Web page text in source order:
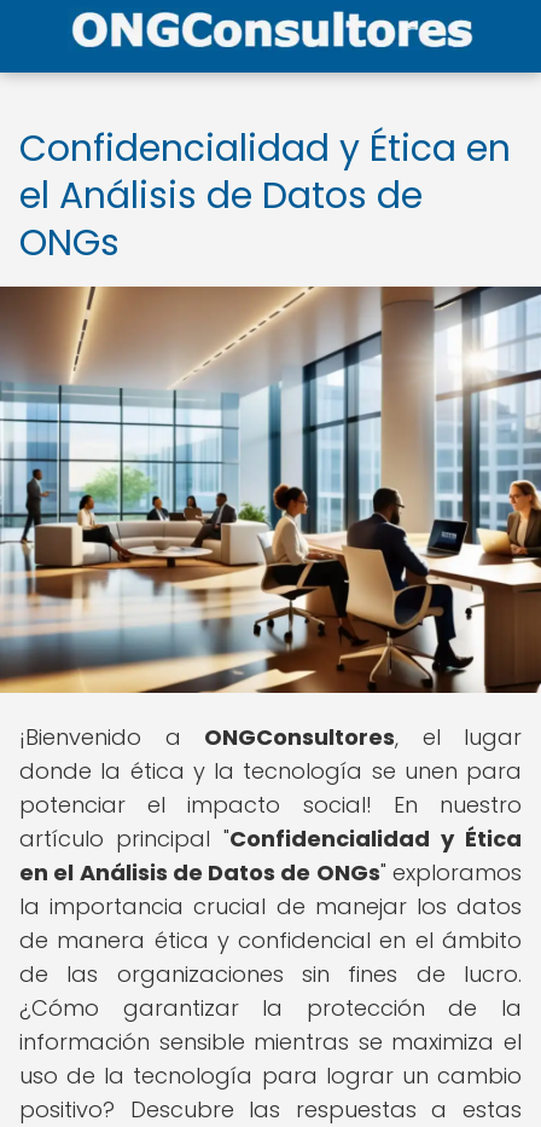
Confidencialidad y Ética en
el Análisis de Datos de
ONGs
¡Bienvenido a ONGConsultores, el lugar
donde la ética y la tecnología se unen para
potenciar el impacto social! En nuestro
artículo principal "Confidencialidad y Ética
en el Análisis de Datos de ONGs" exploramos
la importancia crucial de manejar los datos
de manera ética y confidencial en el ámbito
de las organizaciones sin fines de lucro.
¿Cómo garantizar la protección de la
información sensible mientras se maximiza el
uso de la tecnología para lograr un cambio
positivo? Descubre las respuestas a estas